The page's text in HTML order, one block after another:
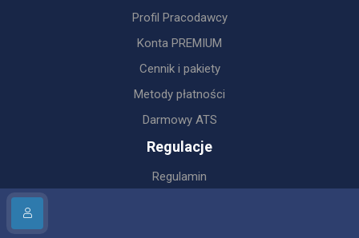
Profil Pracodawcy
Konta PREMIUM
Cennik i pakiety
Metody płatności
Darmowy ATS
Regulacje
Regulamin